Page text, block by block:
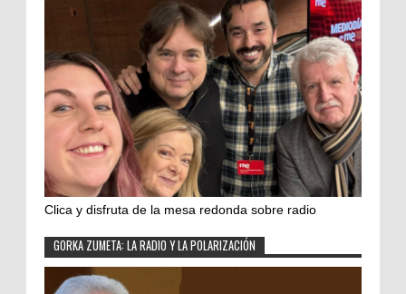
Clica y disfruta de la mesa redonda sobre radio
GORKA ZUMETA: LA RADIO Y LA POLARIZACIÓN